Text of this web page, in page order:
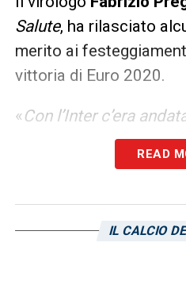
Salute, ha rilasciato
merito ai
vittoria di Euro 2020.
«Con l’Inter c’era
in una situazione più
stata una cosa
hanno fatto festa su
READ
IL CALCIO